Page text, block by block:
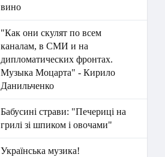
вино
"Как они скулят по всем
каналам, в СМИ и на
дипломатических фронтах.
Музыка Моцарта" - Кирило
Данильченко
Бабусині страви: "Печериці на
грилі зі шпиком і овочами"
Українська музика!